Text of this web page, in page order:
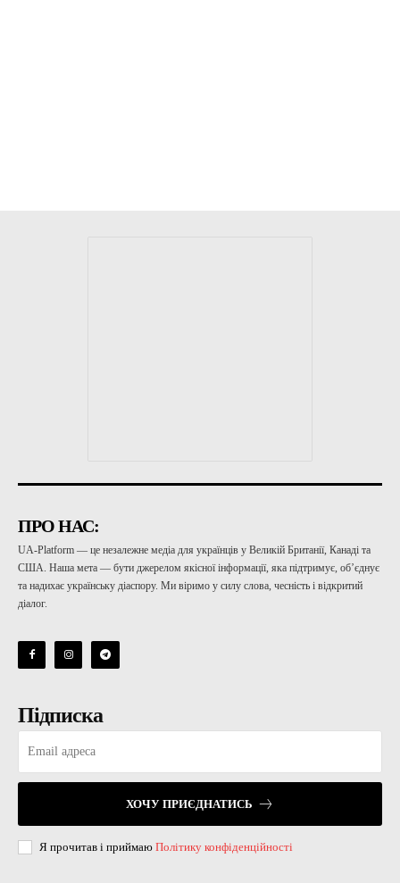
ПРО НАС:
UA-Platform — це незалежне медіа для українців у Великій Британії, Канаді та
США. Наша мета — бути джерелом якісної інформації, яка підтримує, об’єднує
та надихає українську діаспору. Ми віримо у силу слова, чесність і відкритий
діалог.
Підписка
ХОЧУ ПРИЄДНАТИСЬ
Я прочитав і приймаю Політику конфіденційності